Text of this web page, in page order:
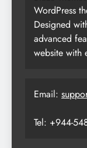
WordPress
Designed
advanced
website with
Email:
Tel: +944-